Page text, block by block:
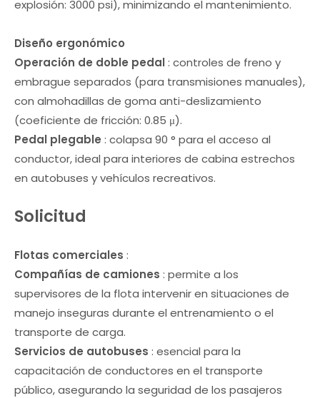
explosión: 3000 psi), minimizando el mantenimiento.
Diseño ergonómico
Operación de doble pedal: controles de freno y
embrague separados (para transmisiones manuales),
con almohadillas de goma anti-deslizamiento
(coeficiente de fricción: 0.85 μ).
Pedal plegable : colapsa 90 ° para el acceso al
conductor, ideal para interiores de cabina estrechos
en autobuses y vehículos recreativos.
Solicitud
Flotas comerciales :
Compañías de camiones : permite a los
supervisores de la flota intervenir en situaciones de
manejo inseguras durante el entrenamiento o el
transporte de carga.
Servicios de autobuses : esencial para la
capacitación de conductores en el transporte
público, asegurando la seguridad de los pasajeros